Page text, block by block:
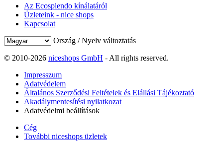
Az Ecosplendo kínálatáról
Üzleteink - nice shops
Kapcsolat
Ország / Nyelv változtatás
© 2010-2026 niceshops GmbH - All rights reserved.
Impresszum
Adatvédelem
Általános Szerződési Feltételek és Elállási Tájékoztató
Akadálymentesítési nyilatkozat
Adatvédelmi beállítások
Cég
További niceshops üzletek